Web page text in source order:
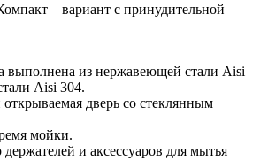
– вариант с принудительной
выполнена из нержавеющей стали Aisi
Aisi 304.
дверь со стеклянным
мойки.
и аксессуаров для мытья